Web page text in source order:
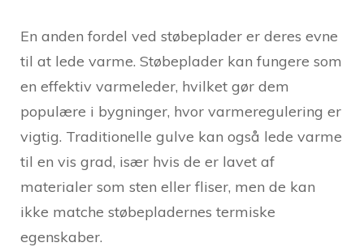
En anden fordel ved støbeplader er deres evne
til at lede varme. Støbeplader kan fungere som
en effektiv varmeleder, hvilket gør dem
populære i bygninger, hvor varmeregulering er
vigtig. Traditionelle gulve kan også lede varme
til en vis grad, især hvis de er lavet af
materialer som sten eller fliser, men de kan
ikke matche støbepladernes termiske
egenskaber.